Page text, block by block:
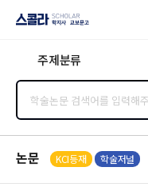
지사·교보문고
주제분류
논문 KCI등재 학술저널